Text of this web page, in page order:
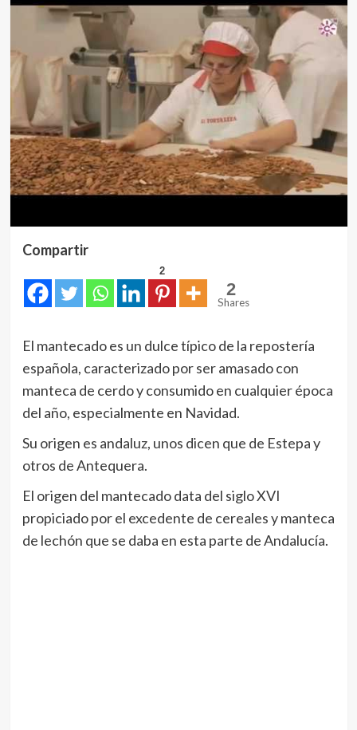
Compartir
2
2
Shares
El mantecado es un dulce típico de la repostería
española, caracterizado por ser amasado con
manteca de cerdo y consumido en cualquier época
del año, especialmente en Navidad.
Su origen es andaluz, unos dicen que de Estepa y
otros de Antequera.
El origen del mantecado data del siglo XVI
propiciado por el excedente de cereales y manteca
de lechón que se daba en esta parte de Andalucía.